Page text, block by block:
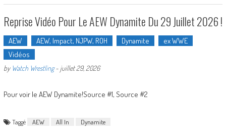
Reprise Vidéo Pour Le AEW Dynamite Du 29 Juillet 2026 !
AEW AEW, Impact, NJPW, ROH Dynamite
ex WWE
Vidéos
by Watch Wrestling- juillet 29, 2026
Pour voir le AEW Dynamite!Source #1, Source #2
Taggé AEW All In Dynamite